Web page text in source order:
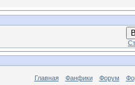
Главная Фанфики Форум